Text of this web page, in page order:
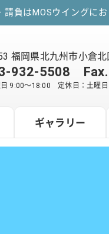
負はMOSウイングにお
福岡県北九州市小倉
932-5508 Fax.
9:00～18:00 定休日：土曜日
ギャラリー